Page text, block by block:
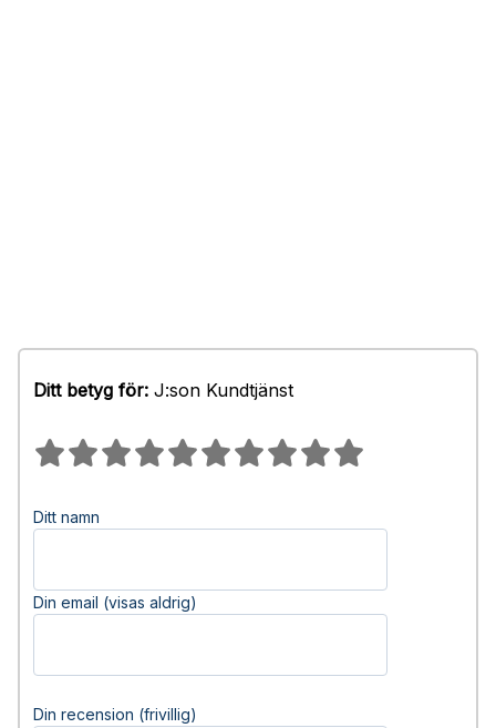
Ditt betyg för: J:son Kundtjänst
Ditt namn
Din email (visas aldrig)
Din recension (frivillig)